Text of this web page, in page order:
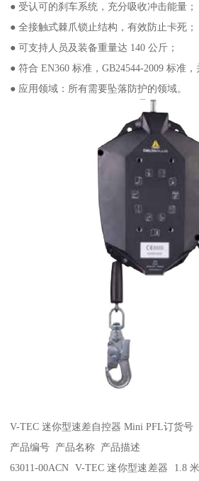
● 受认可的刹车系统，充分吸收冲击能量；
● 全接触式棘爪锁止结构，有效防止卡死；
● 可支持人员及装备重量达 140 公斤；
● 符合 EN360 标准，GB24544-2009 标准
● 应用领域：所有需要坠落防护的领域。
V-TEC 迷你型速差自控器 Mini PFL订货号
产品编号 产品名称 产品描述
63011-00ACN V-TEC 迷你型速差器 1.8